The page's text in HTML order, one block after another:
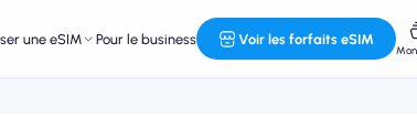
une eSIM Pour le business Voir les forfaits eSIM